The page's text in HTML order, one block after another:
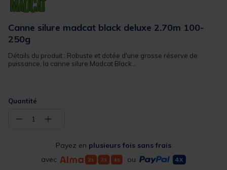
Canne silure madcat black deluxe 2.70m 100-
250g
Détails du produit : Robuste et dotée d'une grosse réserve de
puissance, la canne silure Madcat Black...
Quantité
− 1 +
Payez en plusieurs fois sans frais
avec
ou